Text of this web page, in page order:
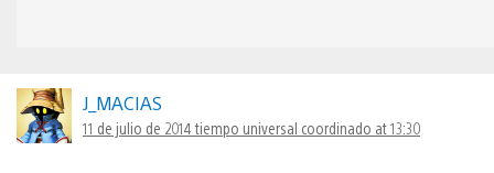
J_MACIAS
11 de julio de 2014 tiempo universal coordinado at 13:30